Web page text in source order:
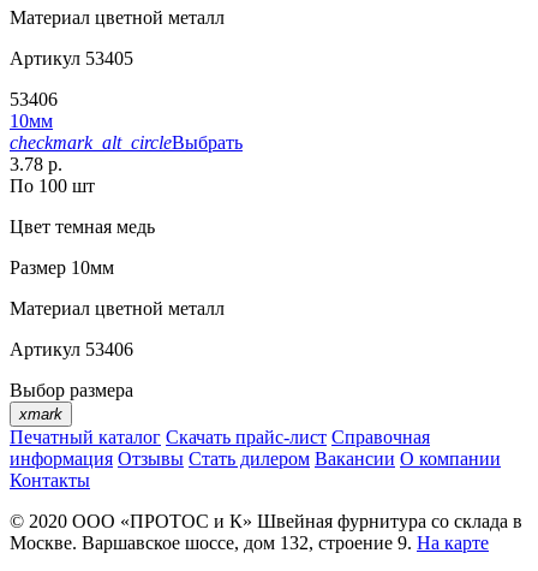
Материал цветной металл
Артикул 53405
53406
10мм
checkmark_alt_circleВыбрать
3.78 р.
По 100 шт
Цвет темная медь
Размер 10мм
Материал цветной металл
Артикул 53406
Выбор размера
xmark
Печатный каталог Скачать прайс-лист Справочная
информация Отзывы Стать дилером Вакансии О компании
Контакты
© 2020 ООО «ПРОТОС и К» Швейная фурнитура со склада в
Москве. Варшавское шоссе, дом 132, строение 9. На карте